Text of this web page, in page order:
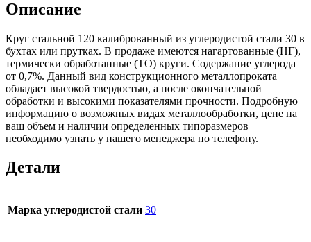
Описание
Круг стальной 120 калиброванный из углеродистой стали 30 в
бухтах или прутках. В продаже имеются нагартованные (НГ),
термически обработанные (ТО) круги. Содержание углерода
от 0,7%. Данный вид конструкционного металлопроката
обладает высокой твердостью, а после окончательной
обработки и высокими показателями прочности. Подробную
информацию о возможных видах металлообработки, цене на
ваш объем и наличии определенных типоразмеров
необходимо узнать у нашего менеджера по телефону.
Детали
Марка углеродистой стали 30